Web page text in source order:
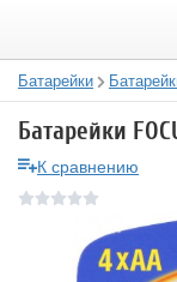
Батарейки
Батарейки
К сравнению